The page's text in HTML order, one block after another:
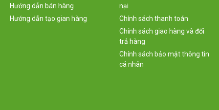
Hướng dẫn bán hàng
Hướng dẫn tạo gian hàng
nại
Chính sách thanh toán
Chính sách giao hàng và đổi
trả hàng
Chính sách bảo mật thông tin
cá nhân